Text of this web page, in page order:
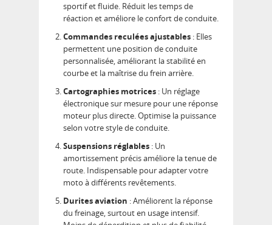
sportif et fluide. Réduit les temps de
réaction et améliore le confort de conduite.
Commandes reculées ajustables : Elles
permettent une position de conduite
personnalisée, améliorant la stabilité en
courbe et la maîtrise du frein arrière.
Cartographies motrices : Un réglage
électronique sur mesure pour une réponse
moteur plus directe. Optimise la puissance
selon votre style de conduite.
Suspensions réglables : Un
amortissement précis améliore la tenue de
route. Indispensable pour adapter votre
moto à différents revêtements.
Durites aviation : Améliorent la réponse
du freinage, surtout en usage intensif.